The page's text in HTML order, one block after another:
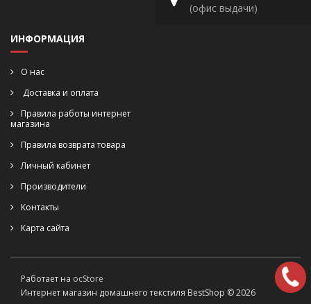
(офис выдачи)
ИНФОРМАЦИЯ
О нас
Доставка и оплата
Правила работы интернет
магазина
Правила возврата товара
Личный кабинет
Производители
Контакты
Карта сайта
Работает на ocStore
Интернет магазин домашнего текстиля BestShop © 2026